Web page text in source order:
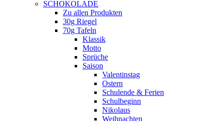
SCHOKOLADE
Zu allen Produkten
30g Riegel
70g Tafeln
Klassik
Motto
Sprüche
Saison
Valentinstag
Ostern
Schulende & Ferien
Schulbeginn
Nikolaus
Weihnachten